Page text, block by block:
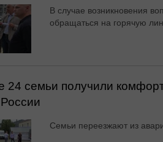
В случае возникновения
обращаться на горячую
24 семьи получили
Семьи переезжают из